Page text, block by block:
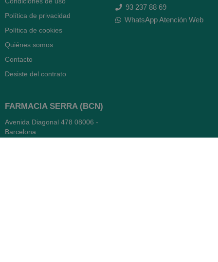
Política de privacidad
Política de cookies
Quiénes somos
Contacto
Desiste del contrato
93 237 88 69
WhatsApp Atención Web
FARMACIA SERRA (BCN)
Avenida Diagonal 478 08006 -
Barcelona